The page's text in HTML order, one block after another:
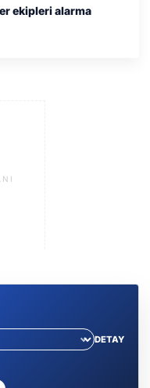
ekipleri alarma
DETAY